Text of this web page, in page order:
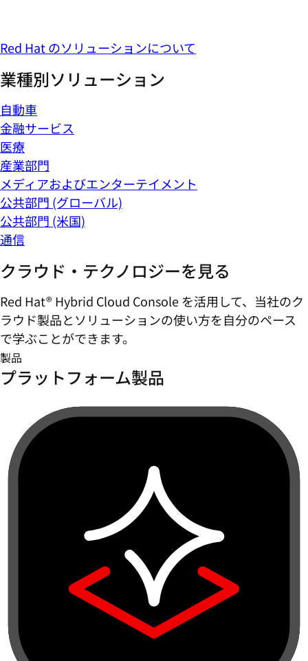
Red Hat のソリューションについて
業種別ソリューション
自動車
金融サービス
医療
産業部門
メディアおよびエンターテイメント
公共部門 (グローバル)
公共部門 (米国)
通信
クラウド・テクノロジーを見る
Red Hat® Hybrid Cloud Console を活用して、当社のク
ラウド製品とソリューションの使い方を自分のペース
で学ぶことができます。
製品
プラットフォーム製品